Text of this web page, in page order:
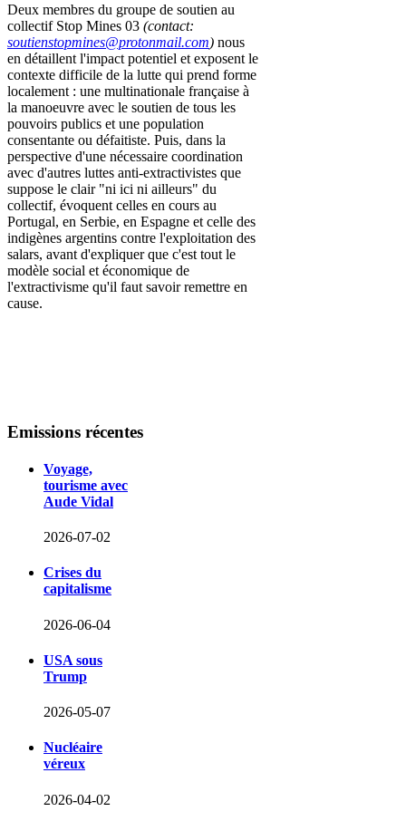
Deux membres du groupe de soutien au
collectif Stop Mines 03 (contact:
soutienstopmines@protonmail.com) nous
en détaillent l'impact potentiel et exposent le
contexte difficile de la lutte qui prend forme
localement : une multinationale française à
la manoeuvre avec le soutien de tous les
pouvoirs publics et une population
consentante ou défaitiste. Puis, dans la
perspective d'une nécessaire coordination
avec d'autres luttes anti-extractivistes que
suppose le clair "ni ici ni ailleurs" du
collectif, évoquent celles en cours au
Portugal, en Serbie, en Espagne et celle des
indigènes argentins contre l'exploitation des
salars, avant d'expliquer que c'est tout le
modèle social et économique de
l'extractivisme qu'il faut savoir remettre en
cause.
Emissions récentes
Voyage,
tourisme avec
Aude Vidal
2026-07-02
Crises du
capitalisme
2026-06-04
USA sous
Trump
2026-05-07
Nucléaire
véreux
2026-04-02